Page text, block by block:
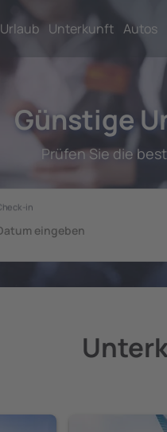
Urlaub Unterkunft Autos
Günstige
Prüfen Sie die